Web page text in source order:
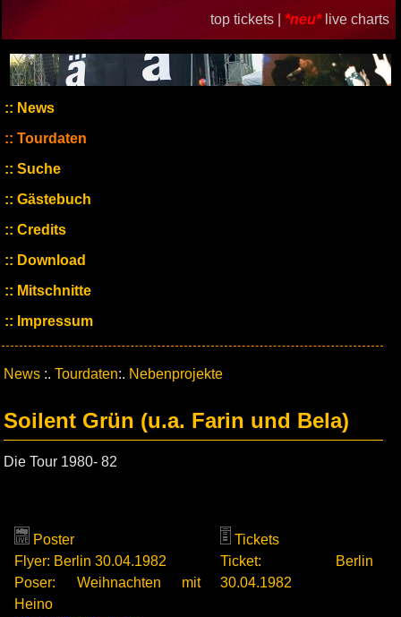
top tickets | *neu* live charts
News
Tourdaten
Suche
Gästebuch
Credits
Download
Mitschnitte
Impressum
News :. Tourdaten:. Nebenprojekte
Soilent Grün (u.a. Farin und Bela)
Die Tour 1980- 82
Poster
Flyer: Berlin 30.04.1982
Poser: Weihnachten mit
Heino
Tickets
Ticket: Berlin
30.04.1982